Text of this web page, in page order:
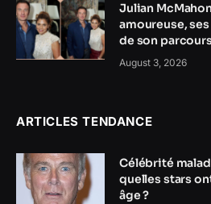
Julian
amoureuse,
de son
August 3, 2026
ARTICLES TENDANCE
Célébrité
quelles stars
âge ?